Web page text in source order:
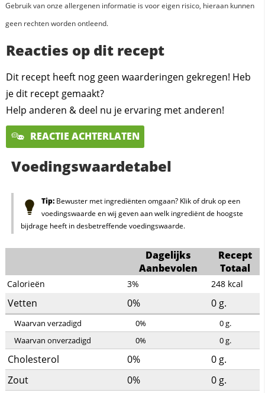
Gebruik van onze allergenen informatie is voor eigen risico, hieraan kunnen
geen rechten worden ontleend.
Reacties op dit recept
Dit recept heeft nog geen waarderingen gekregen! Heb
je dit recept gemaakt?
Help anderen & deel nu je ervaring met anderen!
REACTIE ACHTERLATEN
Voedingswaardetabel
Tip:Bewuster met ingrediënten omgaan? Klik of druk op een
voedingswaarde en wij geven aan welk ingrediënt de hoogste
bijdrage heeft in desbetreffende voedingswaarde.
Dagelijks
Aanbevolen
Recept
Totaal
Calorieën 3% 248 kcal
Vetten 0% 0 g.
Waarvan verzadigd 0% 0g.
Waarvan onverzadigd
0% 0g.
Cholesterol 0% 0 g.
Zout
0% 0 g.